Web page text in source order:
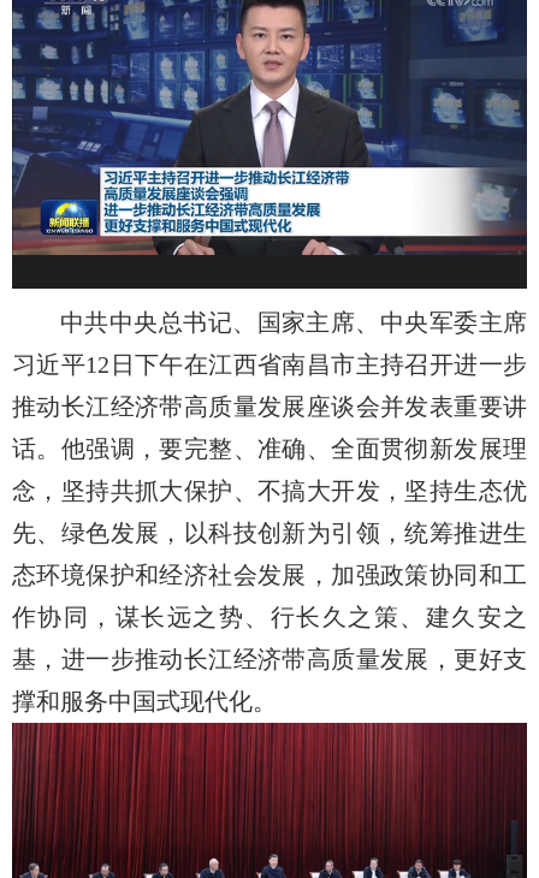
中共中央总书记、国家主席、中央军委主席
习近平12日下午在江西省南昌市主持召开进一步
推动长江经济带高质量发展座谈会并发表重要讲
话。他强调，要完整、准确、全面贯彻新发展理
念，坚持共抓大保护、不搞大开发，坚持生态优
先、绿色发展，以科技创新为引领，统筹推进生
态环境保护和经济社会发展，加强政策协同和工
作协同，谋长远之势、行长久之策、建久安之
基，进一步推动长江经济带高质量发展，更好支
撑和服务中国式现代化。